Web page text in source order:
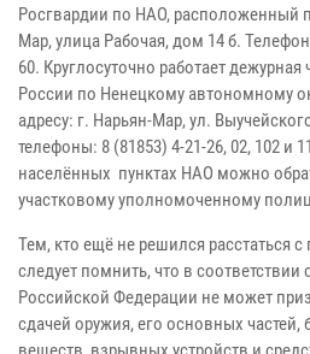
Росгвардии по НАО, расположенный
Мар, улица Рабочая, дом 14 б.
60. Круглосуточно работает
России по Ненецкому автономному
адресу: г. Нарьян-Мар, ул.
телефоны: 8 (81853) 4-21-26, 02, 102 и
населённых пунктах НАО можно
участковому уполномоченному
Тем, кто ещё не решился расстаться
следует помнить, что в
Российской Федерации не может
сдачей оружия, его основных